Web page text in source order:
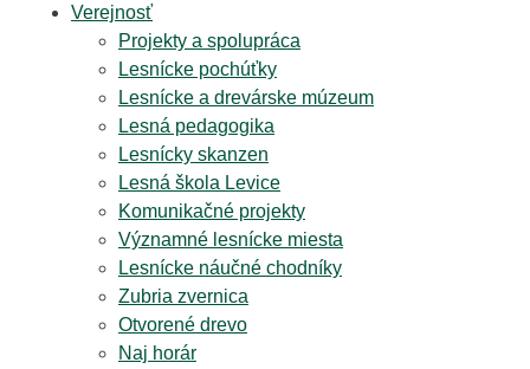
Verejnosť
Projekty a spolupráca
Lesnícke pochúťky
Lesnícke a drevárske múzeum
Lesná pedagogika
Lesnícky skanzen
Lesná škola Levice
Komunikačné projekty
Významné lesnícke miesta
Lesnícke náučné chodníky
Zubria zvernica
Otvorené drevo
Naj horár